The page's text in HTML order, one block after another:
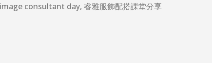
consultant day, 睿雅服飾配搭課堂分享